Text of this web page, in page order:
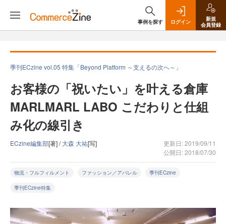
事例を探す ログイン
新規
会員登録
季刊ECzine vol.05 特集「Beyond Platform ～支えるの次へ～」
お客様の「祝いたい」を叶える倉庫
MARLMARL LABO こだわりと仕組
み化の線引き
ECzine編集部[著] /大森 大祐[写]
更新日: 2019/09/11
公開日: 2018/07/30
物流・フルフィルメント ファッション／アパレル 季刊ECzine
季刊ECzine特集